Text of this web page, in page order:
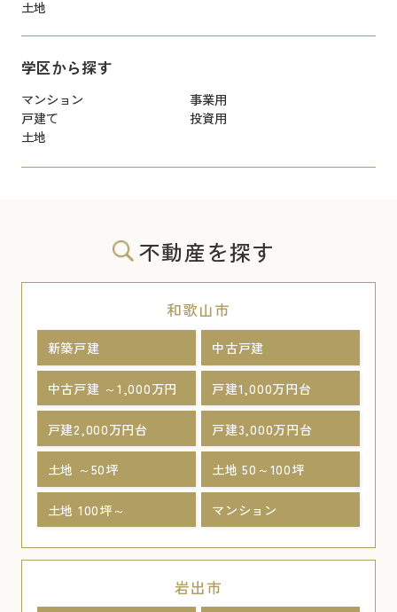
土地
学区から探す
マンション
事業用
戸建て
投資用
土地
不動産を探す
和歌山市
新築戸建 中古戸建
中古戸建 ～1,000万円 戸建1,000万円台
戸建2,000万円台 戸建3,000万円台
土地 ～50坪 土地 50～100坪
土地 100坪～ マンション
岩出市